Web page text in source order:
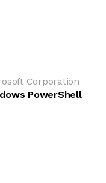
Corporation
PowerShell